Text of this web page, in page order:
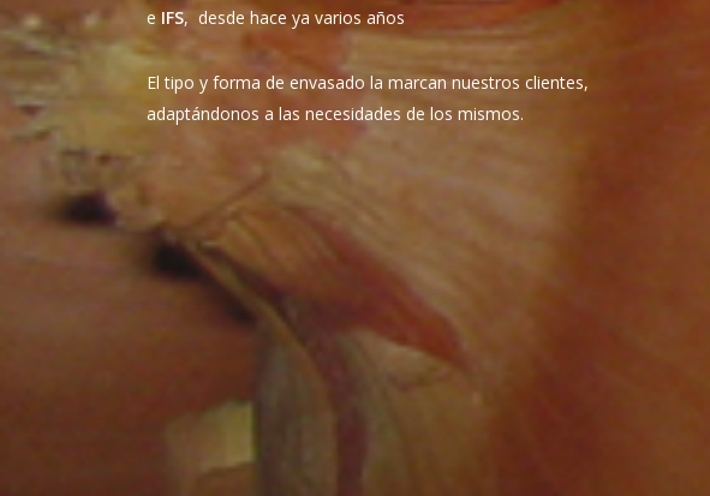
eIFS, desde hace ya varios años
El tipo y forma de envasado la marcan nuestros clientes,
adaptándonos a las necesidades de los mismos.